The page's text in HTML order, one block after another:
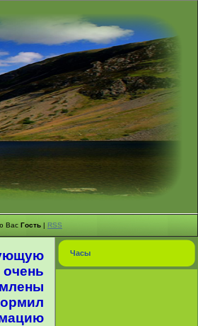
Вас Гость | RSS
Часы